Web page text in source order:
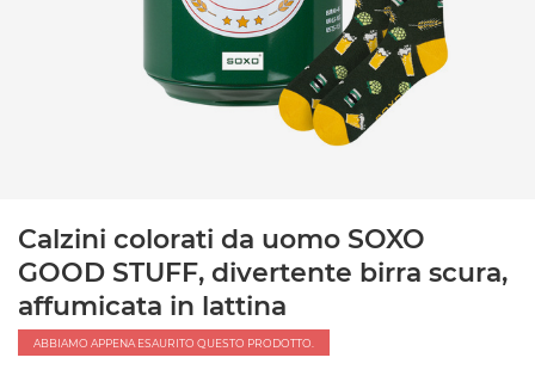
Calzini colorati da uomo SOXO
GOOD STUFF, divertente birra scura,
affumicata in lattina
ABBIAMO APPENA ESAURITO QUESTO PRODOTTO.